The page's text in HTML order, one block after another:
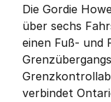
Die Gordie
über sechs
einen Fuß- und
verbindet